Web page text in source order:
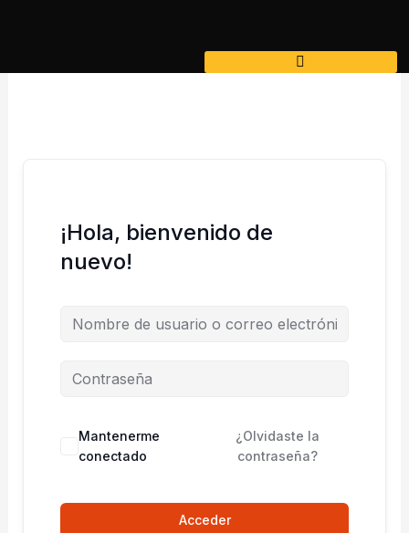
¡Hola, bienvenido de
nuevo!
Mantenerme
conectado
¿Olvidaste la
contraseña?
Acceder